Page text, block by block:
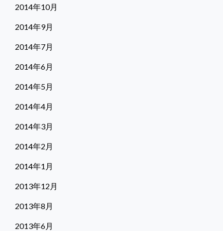
2014年10月
2014年9月
2014年7月
2014年6月
2014年5月
2014年4月
2014年3月
2014年2月
2014年1月
2013年12月
2013年8月
2013年6月